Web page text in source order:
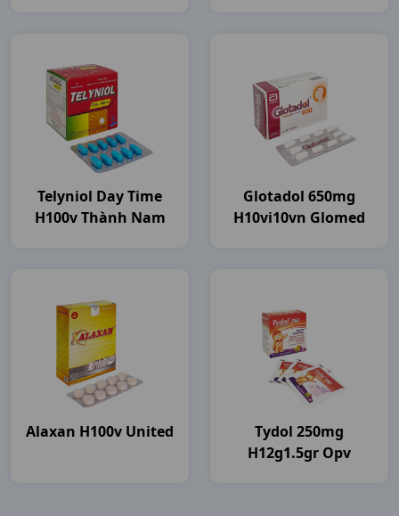
Telyniol Day Time
H100v Thành Nam
Glotadol 650mg
H10vi10vn Glomed
Alaxan H100v United
Tydol 250mg
H12g1.5gr Opv